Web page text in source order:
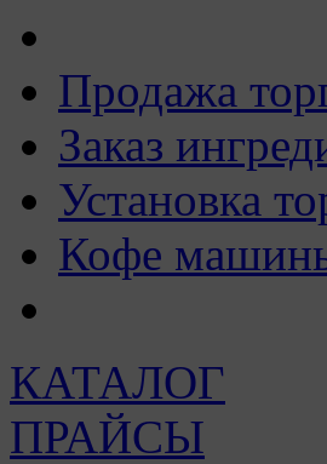
Продажа
Заказ
Установка
Кофе
КАТАЛОГ
ПРАЙСЫ